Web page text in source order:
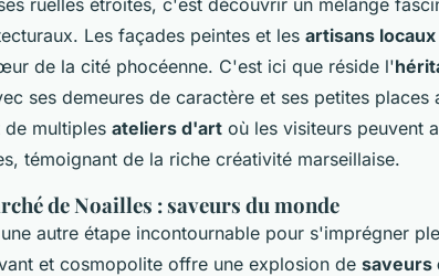
Les façades peintes et les artisans locaux
de la cité phocéenne. C'est ici que réside l'
ses demeures de caractère et ses petites places
de multiples ateliers d'art où les visiteurs peuvent
témoignant de la riche créativité marseillaise.
de Noailles : saveurs du monde
autre étape incontournable pour s'imprégner
et cosmopolite offre une explosion de saveurs